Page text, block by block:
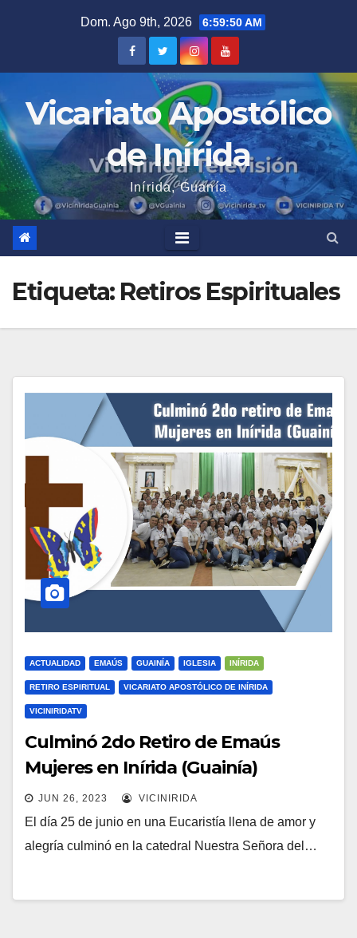
Dom. Ago 9th, 2026 6:59:50 AM
Vicariato Apostólico
de Inírida
Inírida, Guanía
Etiqueta: Retiros Espirituales
ACTUALIDAD EMAÚS GUAINÍA IGLESIA INÍRIDA
RETIRO ESPIRITUAL VICARIATO APOSTÓLICO DE INÍRIDA
VICINIRIDATV
Culminó 2do Retiro de Emaús
Mujeres en Inírida (Guainía)
JUN 26, 2023 VICINIRIDA
El día 25 de junio en una Eucaristía llena de amor y
alegría culminó en la catedral Nuestra Señora del…